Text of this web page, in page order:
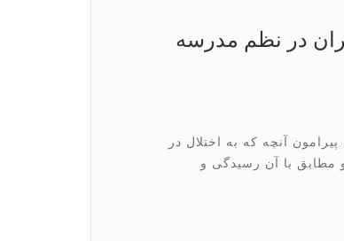
در نظم مدرسه
آنچه که به اختلال در
مطابق با آن رسیدگی و